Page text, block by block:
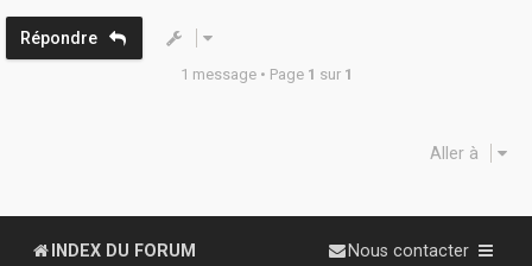
Répondre
1 message • Page 1 sur 1
Aller à
INDEX DU FORUM Nous contacter